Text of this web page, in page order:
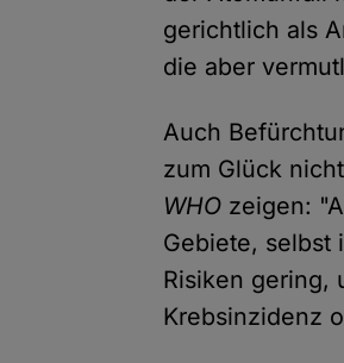
gerichtlich als
die aber
Auch
zum Glück
WHO zeigen:
Gebiete, selbst
Risiken gering,
Krebsinzidenz